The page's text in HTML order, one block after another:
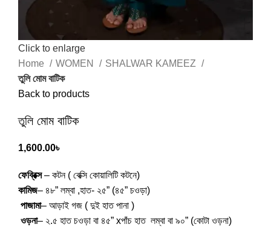
Click to enlarge
Home
WOMEN
SHALWAR KAMEEZ
তুলি মোম বাটিক
Back to products
তুলি মোম বাটিক
1,600.00৳
ফেব্রিক্স– কটন ( বেক্সি কোয়ালিটি কটনে)
কামিজ– ৪৮” লম্বা ,হাত- ২৫” (৪৫” চওড়া)
পাজামা– আড়াই গজ ( দুই হাত পানা )
ওড়না– ২.৫ হাত চওড়া বা ৪৫” xপাঁচ হাত লম্বা বা ৯০” (কোটা ওড়না)